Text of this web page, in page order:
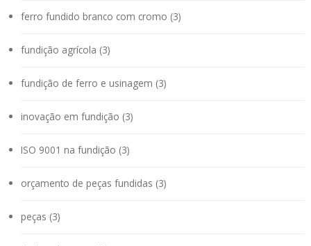
ferro fundido branco com cromo (3)
fundição agrícola (3)
fundição de ferro e usinagem (3)
inovação em fundição (3)
ISO 9001 na fundição (3)
orçamento de peças fundidas (3)
peças (3)